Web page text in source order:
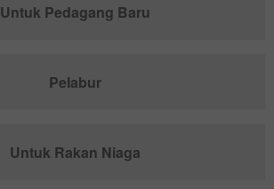
Untuk Pedagang Baru
Pelabur
Untuk Rakan Niaga